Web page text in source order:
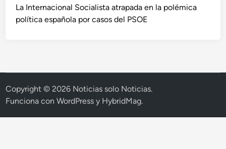
r
a
e
n
La Internacional Socialista atrapada en la polémica
política española por casos del PSOE
Copyright © 2026 Noticias solo Noticias.
Funciona conWordPress y HybridMag.